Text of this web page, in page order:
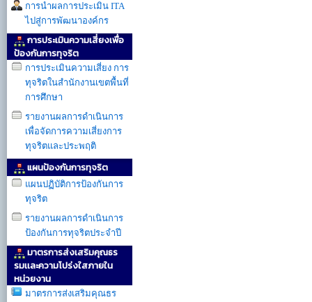
การนำผลการประเมิน ITA
ไปสู่การพัฒนาองค์กร
การประเมินความเสี่ยงเพื่อ
ป้องกันการทุจริต
การประเมินความเสี่ยง การ
ทุจริตในสำนักงานเขตพื้นที่
การศึกษา
รายงานผลการดำเนินการ
เพื่อจัดการความเสี่ยงการ
ทุจริตและประพฤติ
แผนป้องกันการทุจริต
แผนปฏิบัติการป้องกันการ
ทุจริต
รายงานผลการดำเนินการ
ป้องกันการทุจริตประจำปี
มาตรการส่งเสริมคุณธร
รมเเละความโปร่งใสภายใน
หน่วยงาน
มาตรการส่งเสริมคุณธร